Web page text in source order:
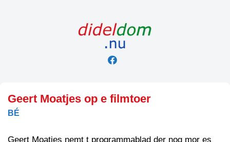
Geert Moatjes op e filmtoer
BÉ
Geert Moatjes nemt t programmablad der nog mor es